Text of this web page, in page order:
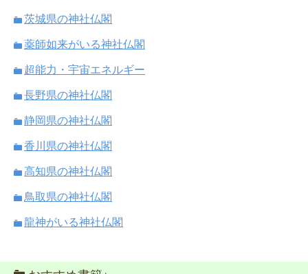
茨城県の神社仏閣
薬師如来がいる神社仏閣
超能力・宇宙エネルギー
長野県の神社仏閣
静岡県の神社仏閣
香川県の神社仏閣
高知県の神社仏閣
鳥取県の神社仏閣
龍神がいる神社仏閣